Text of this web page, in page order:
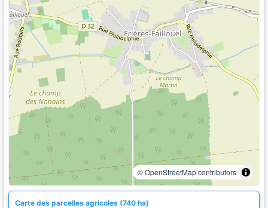
© OpenStreetMap contributors
Carte des parcelles agricoles (740 ha)